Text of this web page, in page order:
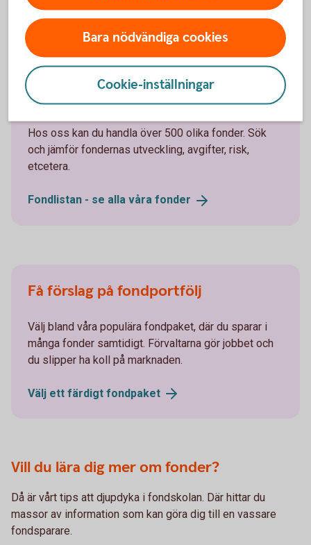
Börja spara i fonder
Välj fonder i fondlistan
Hos oss kan du handla över 500 olika fonder. Sök
och jämför fondernas utveckling, avgifter, risk,
etcetera.
Fondlistan - se alla våra fonder
Få förslag på fondportfölj
Välj bland våra populära fondpaket, där du sparar i
många fonder samtidigt. Förvaltarna gör jobbet och
du slipper ha koll på marknaden.
Välj ett färdigt fondpaket
Vill du lära dig mer om fonder?
Då är vårt tips att djupdyka i fondskolan. Där hittar du
massor av information som kan göra dig till en vassare
fondsparare.
Bara nödvändiga cookies
Cookie-inställningar